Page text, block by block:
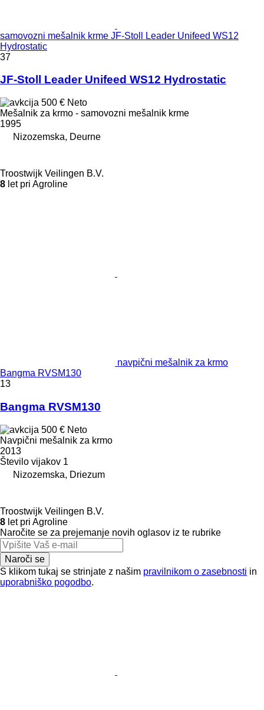
samovozni mešalnik krme JF-Stoll Leader Unifeed WS12
Hydrostatic
37
JF-Stoll Leader Unifeed WS12 Hydrostatic
500 € Neto
Mešalnik za krmo - samovozni mešalnik krme
1995
Nizozemska, Deurne
Troostwijk Veilingen B.V.
8 let pri Agroline
navpični mešalnik za krmo
Bangma RVSM130
13
Bangma RVSM130
500 € Neto
Navpični mešalnik za krmo
2013
Število vijakov 1
Nizozemska, Driezum
Troostwijk Veilingen B.V.
8 let pri Agroline
Naročite se za prejemanje novih oglasov iz te rubrike
Naroči se
S klikom tukaj se strinjate z našim pravilnikom o zasebnosti in
uporabniško pogodbo.